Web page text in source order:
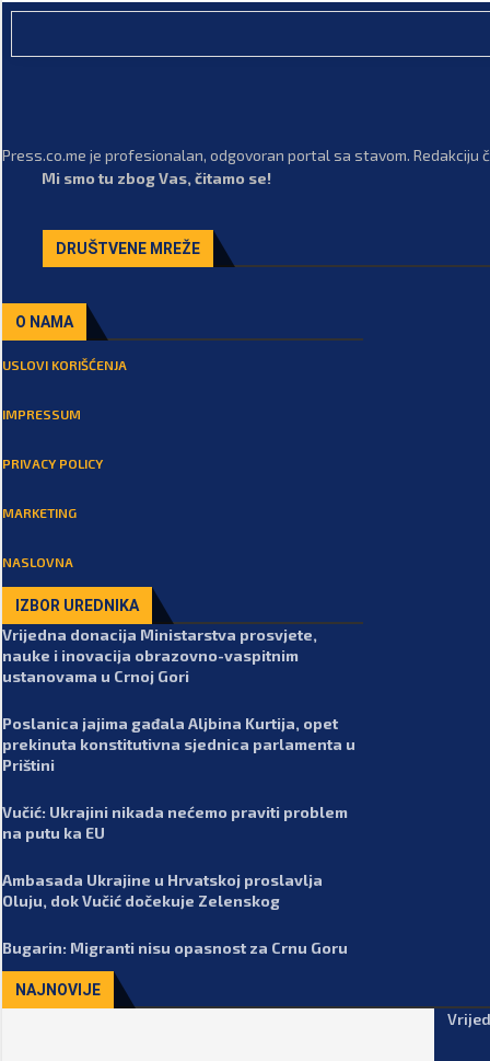
Press.co.me je profesionalan, odgovoran portal sa stavom.
Mi smo tu zbog Vas, čitamo se!
DRUŠTVENE MREŽE
O NAMA
USLOVI KORIŠĆENJA
IMPRESSUM
PRIVACY POLICY
MARKETING
NASLOVNA
IZBOR UREDNIKA
Vrijedna donacija Ministarstva prosvjete,
nauke i inovacija obrazovno-vaspitnim
ustanovama u Crnoj Gori
Poslanica jajima gađala Aljbina Kurtija, opet
prekinuta konstitutivna sjednica parlamenta u
Prištini
Vučić: Ukrajini nikada nećemo praviti problem
na putu ka EU
Ambasada Ukrajine u Hrvatskoj proslavlja
Oluju, dok Vučić dočekuje Zelenskog
Bugarin: Migranti nisu opasnost za Crnu Goru
NAJNOVIJE